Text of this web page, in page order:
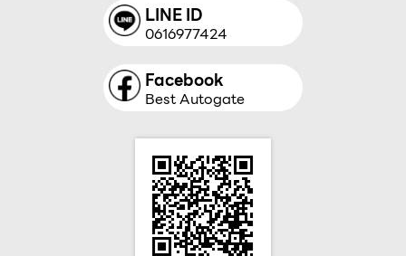
LINE ID
0616977424
Facebook
Best Autogate